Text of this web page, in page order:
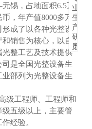
业
生
产
研
磨
机、
砂
抛
丸
锡，占地面积6.5万
，年产值8000多万
成了以各种光整设
销售为核心，以自
整工艺及技术提供
是全国光整设备生
业部列为光整设备生
工程师、工程师和
五级以上，主要管
经验。